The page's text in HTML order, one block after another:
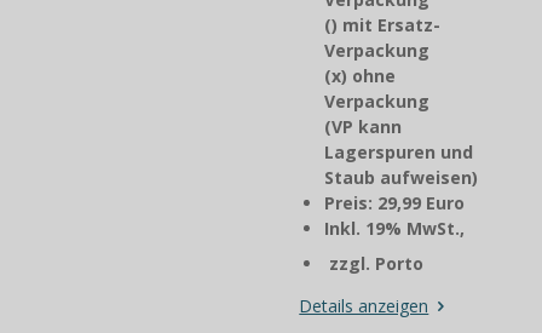
() mit Ersatz-
Verpackung
(x) ohne
Verpackung
(VP kann
Lagerspuren und
Staub aufweisen)
Preis: 29,99 Euro
Inkl. 19% MwSt.,
zzgl. Porto
Details anzeigen